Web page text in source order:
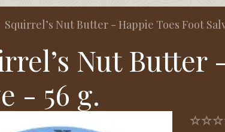
Squirrel’s Nut Butter - Happie Toes Foot
Nut Butter
- 56 g.